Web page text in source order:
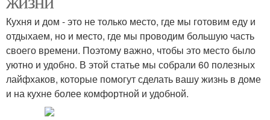
Кухня и дом - это не только место, где мы готовим еду и
отдыхаем, но и место, где мы проводим большую часть
своего времени. Поэтому важно, чтобы это место было
уютно и удобно. В этой статье мы собрали 60 полезных
лайфхаков, которые помогут сделать вашу жизнь в доме
и на кухне более комфортной и удобной.